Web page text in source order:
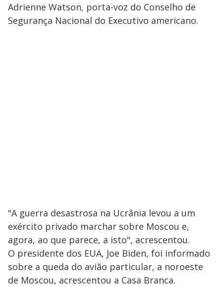
Adrienne Watson, porta-voz do Conselho de
Segurança Nacional do Executivo americano.
"A guerra desastrosa na Ucrânia levou a um
exército privado marchar sobre Moscou e,
agora, ao que parece, a isto", acrescentou.
O presidente dos EUA, Joe Biden, foi informado
sobre a queda do avião particular, a noroeste
de Moscou, acrescentou a Casa Branca.